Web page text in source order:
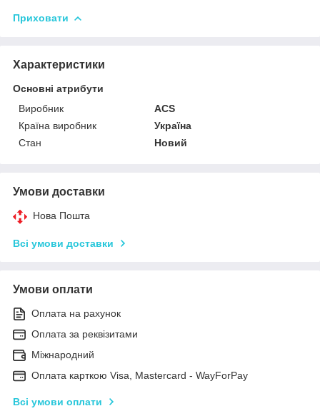
Приховати
Характеристики
Основні атрибути
Виробник
ACS
Країна виробник
Україна
Стан
Новий
Умови доставки
Нова Пошта
Всі умови доставки
Умови оплати
Оплата на рахунок
Оплата за реквізитами
Міжнародний
Оплата карткою Visa, Mastercard - WayForPay
Всі умови оплати